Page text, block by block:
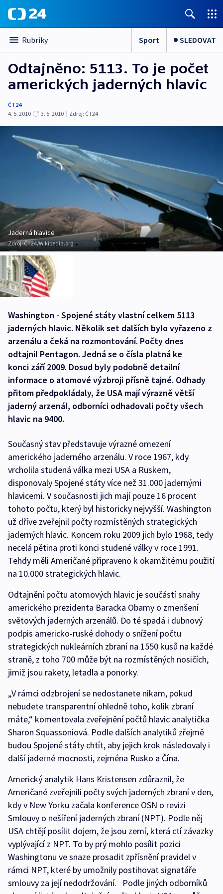
Rubriky Sport SLEDOVAT
Odtajněno: 5113. To je počet
amerických jaderných hlavic
ČT24
4. 5. 2010
3. 5. 2010 | Zdroj: ČT24
Jaderná hlavice
Zdroj:ČT24/Wikipedia.org
Washington - Spojené státy vlastní celkem 5113
jaderných hlavic. Několik set dalších bylo vyřazeno z
arzenálu a čeká na rozmontování. Počty dnes
odtajnil Pentagon. Jedná se o čísla platná ke
konci září 2009. Dosud byly podobně detailní
informace o atomové výzbroji přísně tajné. Odhady
přitom předpokládaly, že USA mají výrazně větší
jaderný arzenál, odborníci odhadovali počty všech
hlavic na 9400.
Současný stav představuje výrazné omezení
amerického jaderného arzenálu. V roce 1967, kdy
vrcholila studená válka mezi USA a Ruskem,
disponovaly Spojené státy více než 31.000 jadernými
hlavicemi. V současnosti jich mají pouze 16 procent
tohoto počtu, který byl historicky nejvyšší. Washington
už dříve zveřejnil počty rozmístěných strategických
jaderných hlavic. Koncem roku 2009 jich bylo 1968, tedy
necelá pětina proti konci studené války v roce 1991.
Tehdy měli Američané připraveno k okamžitému použití
na 10.000 strategických hlavic.
Odtajnění počtu atomových hlavic je součástí snahy
amerického prezidenta Baracka Obamy o zmenšení
světových jaderných arzenálů. Do té spadá i dubnový
podpis americko-ruské dohody o snížení počtu
strategických nukleárních zbraní na 1550 kusů na každé
straně, z toho 700 může být na rozmístěných nosičích,
jimiž jsou rakety, letadla a ponorky.
„V rámci odzbrojení se nedostanete nikam, pokud
nebudete transparentní ohledně toho, kolik zbraní
máte,“ komentovala zveřejnění počtů hlavic analytička
Sharon Squassoniová. Podle dalších analytiků zřejmě
budou Spojené státy chtít, aby jejich krok následovaly i
další jaderné mocnosti, zejména Rusko a Čína.
Americký analytik Hans Kristensen zdůraznil, že
Američané zveřejnili počty svých jaderných zbraní v den,
kdy v New Yorku začala konference OSN o revizi
Smlouvy o nešíření jaderných zbraní (NPT). Podle něj
USA chtějí posílit dojem, že jsou zemí, která ctí závazky
vyplývající z NPT. To by prý mohlo posílit pozici
Washingtonu ve snaze prosadit zpřísnění pravidel v
rámci NPT, které by umožnily postihovat signatáře
smlouvy za její nedodržování. Podle jiných odborníků